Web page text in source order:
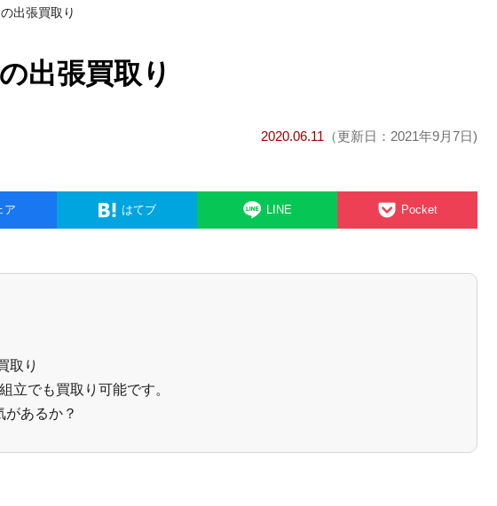
出張買取り
出張買取り
2020.06.11 （更新日：2021年9月7日)
ア はてブ LINE Pocket
取り
立でも買取り可能です。
があるか？